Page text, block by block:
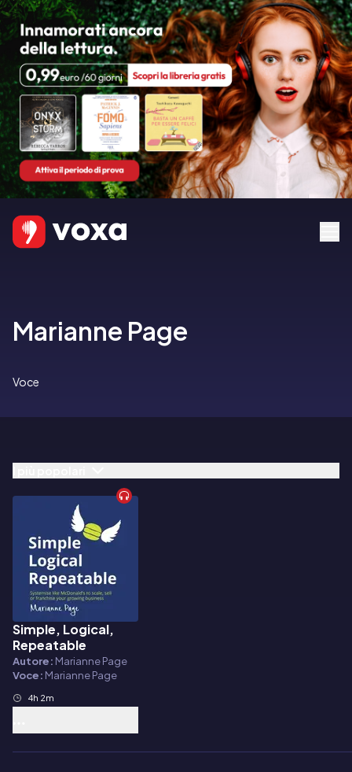
Marianne Page
Voce
Audiolibro
Simple, Logical,
Repeatable
Autore: Marianne Page
Voce: Marianne Page
4h 2m